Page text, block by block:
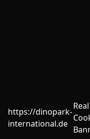
https://dinopark-
international.de
Real